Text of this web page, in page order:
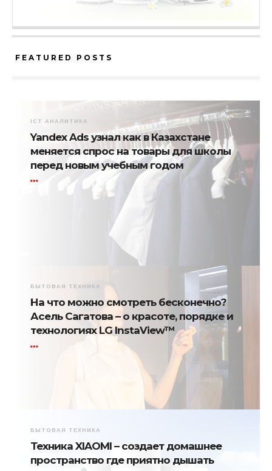
FEATURED POSTS
ICT АНАЛИТИКА
Yandex Ads узнал как в Казахстане
меняется спрос на товары для школы
перед новым учебным годом
БЫТОВАЯ ТЕХНИКА
На что можно смотреть бесконечно?
Асель Сагатова – о красоте, порядке и
технологиях LG InstaView™
БЫТОВАЯ ТЕХНИКА
Техника XIAOMI – создает домашнее
пространство где приятно дышать